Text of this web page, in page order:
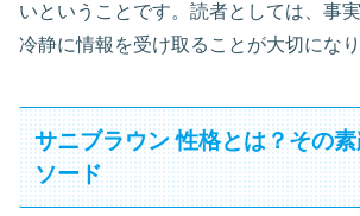
いということです。読者としては、事
冷静に情報を受け取ることが大切になり
サニブラウン 性格とは？その
ソード